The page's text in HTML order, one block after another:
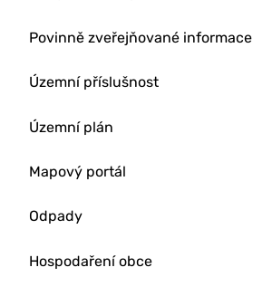
Povinně zveřejňované informace
Územní příslušnost
Územní plán
Mapový portál
Odpady
Hospodaření obce